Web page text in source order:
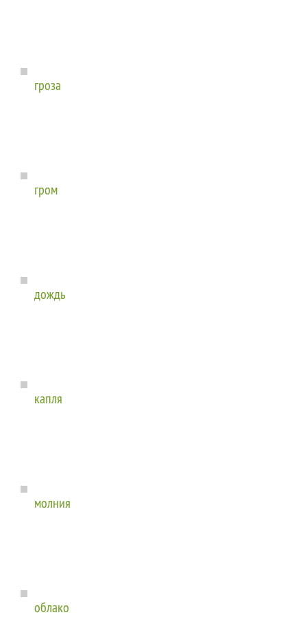
гроза
гром
дождь
капля
молния
облако